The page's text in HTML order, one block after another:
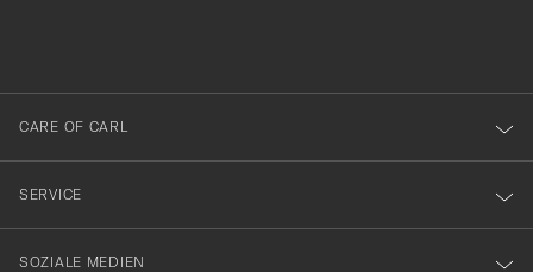
dig
till
vårt
nyhetsbrev!
CARE OF CARL
SERVICE
SOZIALE MEDIEN